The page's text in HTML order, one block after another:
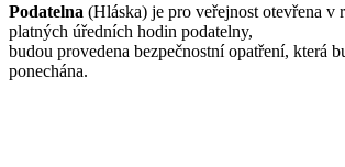
Podatelna (Hláska) je pro veřejnost otevřena v
platných úředních hodin podatelny,
budou provedena bezpečnostní opatření, která
ponechána.